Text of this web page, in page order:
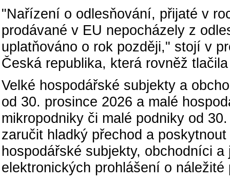
"Nařízení o odlesňování, přijaté v
prodávané v EU nepocházely z
uplatňováno o rok později," stojí v
Česká republika, která rovněž
Velké hospodářské subjekty a
od 30. prosince 2026 a malé
mikropodniky či malé podniky od
zaručit hladký přechod a
hospodářské subjekty, obchodníci
elektronických prohlášení o